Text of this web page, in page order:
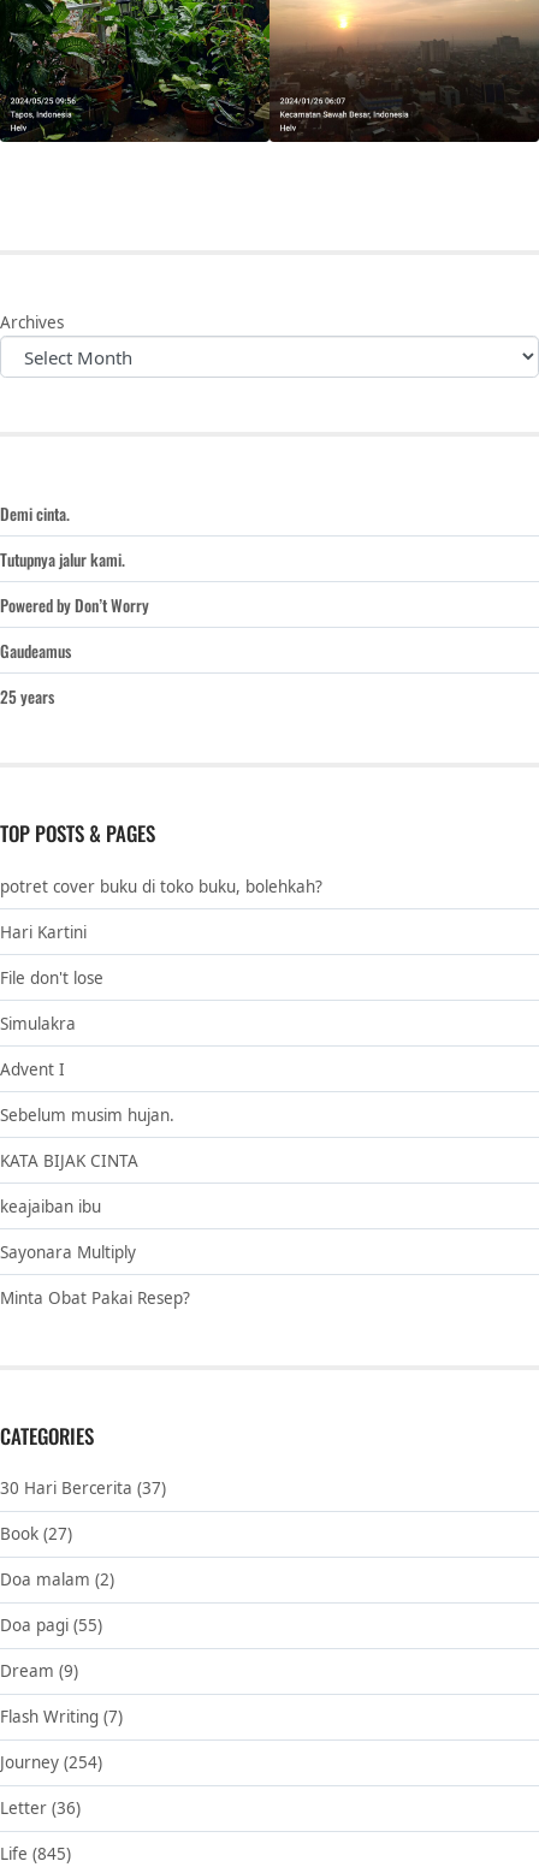
Archives
Demi cinta.
Tutupnya jalur kami.
Powered by Don’t Worry
Gaudeamus
25 years
TOP POSTS & PAGES
potret cover buku di toko buku, bolehkah?
Hari Kartini
File don't lose
Simulakra
Advent I
Sebelum musim hujan.
KATA BIJAK CINTA
keajaiban ibu
Sayonara Multiply
Minta Obat Pakai Resep?
CATEGORIES
30 Hari Bercerita (37)
Book (27)
Doa malam (2)
Doa pagi (55)
Dream (9)
Flash Writing (7)
Journey (254)
Letter (36)
Life (845)